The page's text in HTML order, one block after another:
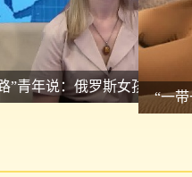
”青年说：俄罗斯女孩的中国
“一